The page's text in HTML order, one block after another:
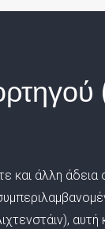
και άλλη άδεια